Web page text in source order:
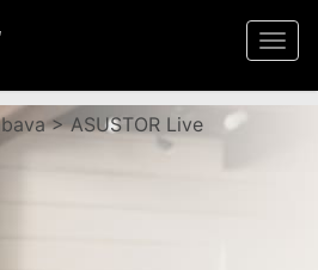
> ASUSTOR Live